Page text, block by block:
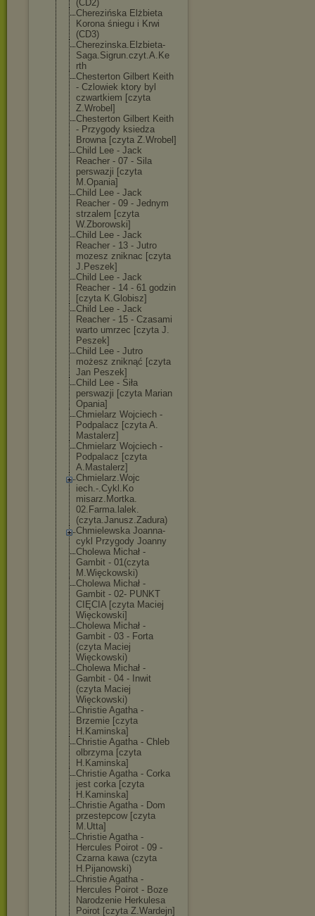
(CD2)
Cherezińska Elżbieta
Korona śniegu i Krwi
(CD3)
Cherezinska.El zbieta-
Saga.Sigrun.czyt.A.Ke
rth
Chesterton Gilbert Keith
- Czlowiek ktory byl
czwartkiem [czyta
Z.Wrobel]
Chesterton Gilbert Keith
- Przygody ksiedza
Browna [czyta Z.Wrobel]
Child Lee - Jack
Reacher - 07 - Sila
perswazji [czyta
M.Opania]
Child Lee - Jack
Reacher - 09 - Jednym
strzalem [czyta
W.Zborowski]
Child Lee - Jack
Reacher - 13 - Jutro
mozesz zniknac [czyta
J.Peszek]
Child Lee - Jack
Reacher - 14 - 61 godzin
[czyta K.Globisz]
Child Lee - Jack
Reacher - 15 - Czasami
warto umrzec [czyta J.
Peszek]
Child Lee - Jutro
możesz zniknąć [czyta
Jan Peszek]
Child Lee - Siła
perswazji [czyta Marian
Opania]
Chmielarz Wojciech -
Podpalacz [czyta A.
Mastalerz]
Chmielarz Wojciech -
Podpalacz [czyta
A.Mastalerz]
Chmielarz.Wojc
iech.-.Cykl.Ko
misarz.Mortka.
02.Farma.lalek.
(czyta.Janusz.Zadura)
Chmielewska Joanna-
cykl Przygody Joanny
Cholewa Michał -
Gambit - 01(czyta
M.Więckowski)
Cholewa Michał -
Gambit - 02- PUNKT
CIĘCIA [czyta Maciej
Więckowski]
Cholewa Michał -
Gambit - 03 - Forta
(czyta Maciej
Więckowski)
Cholewa Michał -
Gambit - 04 - Inwit
(czyta Maciej
Więckowski)
Christie Agatha -
Brzemie [czyta
H.Kaminska]
Christie Agatha - Chleb
olbrzyma [czyta
H.Kaminska]
Christie Agatha - Corka
jest corka [czyta
H.Kaminska]
Christie Agatha - Dom
przestepcow [czyta
M.Utta]
Christie Agatha -
Hercules Poirot - 09 -
Czarna kawa (czyta
H.Pijanowski)
Christie Agatha -
Hercules Poirot - Boze
Narodzenie Herkulesa
Poirot [czyta Z.Wardejn]